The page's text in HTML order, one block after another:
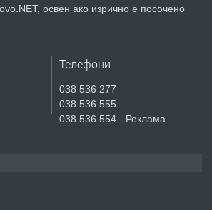
Продавам парцел в гр. Хасково кв.
СГЛОБЯВАНЕ НА МЕБЕЛИ.
освен ако изрично е посочено
Телефони
038 536 277
038 536 555
038 536 554 - Реклама